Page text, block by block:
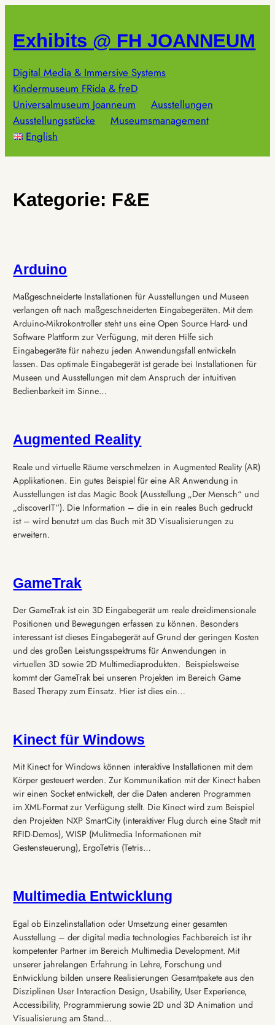
springen
Exhibits @ FH JOANNEUM
Digital Media & Immersive Systems
Kindermuseum FRida & freD
Universalmuseum Joanneum
Ausstellungen
Ausstellungsstücke
Museumsmanagement
English
Kategorie: F&E
Arduino
Maßgeschneiderte Installationen für Ausstellungen und Museen
verlangen oft nach maßgeschneiderten Eingabegeräten. Mit dem
Arduino-Mikrokontroller steht uns eine Open Source Hard- und
Software Plattform zur Verfügung, mit deren Hilfe sich
Eingabegeräte für nahezu jeden Anwendungsfall entwickeln
lassen. Das optimale Eingabegerät ist gerade bei Installationen für
Museen und Ausstellungen mit dem Anspruch der intuitiven
Bedienbarkeit im Sinne…
Augmented Reality
Reale und virtuelle Räume verschmelzen in Augmented Reality (AR)
Applikationen. Ein gutes Beispiel für eine AR Anwendung in
Ausstellungen ist das Magic Book (Ausstellung „Der Mensch“ und
„discoverIT“). Die Information – die in ein reales Buch gedruckt
ist – wird benutzt um das Buch mit 3D Visualisierungen zu
erweitern.
GameTrak
Der GameTrak ist ein 3D Eingabegerät um reale dreidimensionale
Positionen und Bewegungen erfassen zu können. Besonders
interessant ist dieses Eingabegerät auf Grund der geringen Kosten
und des großen Leistungsspektrums für Anwendungen in
virtuellen 3D sowie 2D Multimediaprodukten. Beispielsweise
kommt der GameTrak bei unseren Projekten im Bereich Game
Based Therapy zum Einsatz. Hier ist dies ein…
Kinect für Windows
Mit Kinect for Windows können interaktive Installationen mit dem
Körper gesteuert werden. Zur Kommunikation mit der Kinect haben
wir einen Socket entwickelt, der die Daten anderen Programmen
im XML-Format zur Verfügung stellt. Die Kinect wird zum Beispiel
den Projekten NXP SmartCity (interaktiver Flug durch eine Stadt mit
RFID-Demos), WISP (Mulitmedia Informationen mit
Gestensteuerung), ErgoTetris (Tetris…
Multimedia Entwicklung
Egal ob Einzelinstallation oder Umsetzung einer gesamten
Ausstellung – der digital media technologies Fachbereich ist ihr
kompetenter Partner im Bereich Multimedia Development. Mit
unserer jahrelangen Erfahrung in Lehre, Forschung und
Entwicklung bilden unsere Realisierungen Gesamtpakete aus den
Disziplinen User Interaction Design, Usability, User Experience,
Accessibility, Programmierung sowie 2D und 3D Animation und
Visualisierung am Stand…